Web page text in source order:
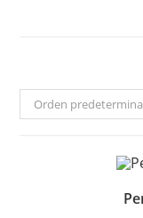
Orden